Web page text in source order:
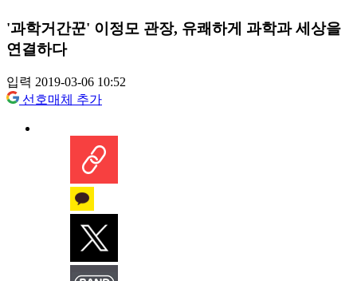
'과학거간꾼' 이정모 관장, 유쾌하게 과학과 세상을
연결하다
입력 2019-03-06 10:52
선호매체 추가